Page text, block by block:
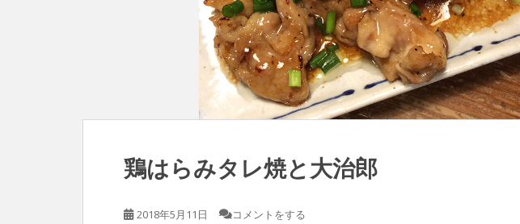
鶏はらみタレ焼と大治郎
2018年5月11日 コメントをする